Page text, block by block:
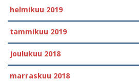
helmikuu 2019
tammikuu 2019
joulukuu 2018
marraskuu 2018